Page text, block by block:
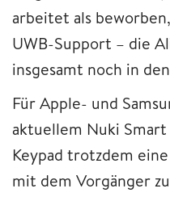
arbeitet als
UWB-Support – die
insgesamt noch in
Für Apple- und
aktuellem Nuki
Keypad trotzdem
mit dem Vorgänger